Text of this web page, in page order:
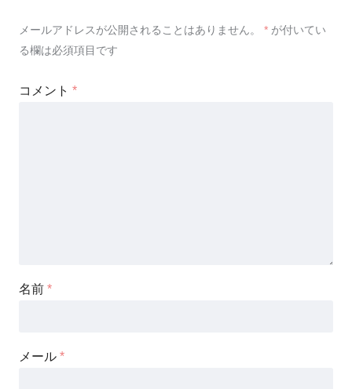
メールアドレスが公開されることはありません。 * が付いてい
る欄は必須項目です
コメント *
名前 *
メール *